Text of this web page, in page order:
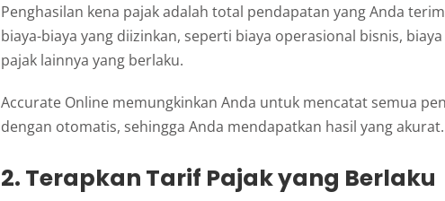
Penghasilan kena pajak adalah total pendapatan yang Anda
biaya-biaya yang diizinkan, seperti biaya operasional bisnis,
pajak lainnya yang berlaku.
Accurate Online memungkinkan Anda untuk mencatat semua
dengan otomatis, sehingga Anda mendapatkan hasil yang akurat.
2. Terapkan Tarif Pajak yang Berlaku